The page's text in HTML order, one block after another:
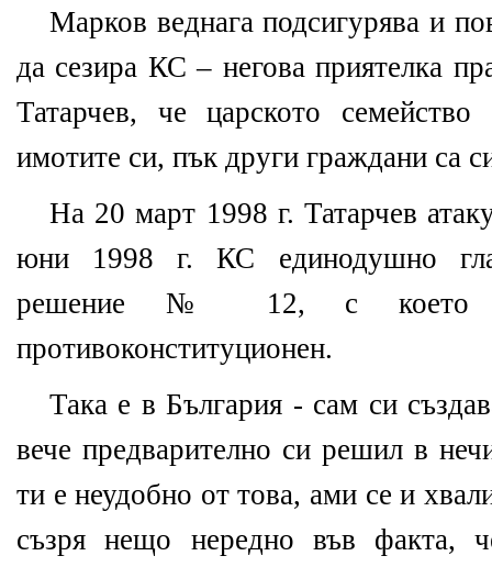
Марков веднага подсигурява и
да сезира КС – негова приятелка
Татарчев, че царското
имотите си, пък други граждани са
На 20 март 1998 г. Татарчев
юни 1998 г. КС единодушно
решение № 12, с което
противоконституционен.
Така е в България - сам си
вече предварително си решил в
ти е неудобно от това, ами се и
съзря нещо нередно във факта,